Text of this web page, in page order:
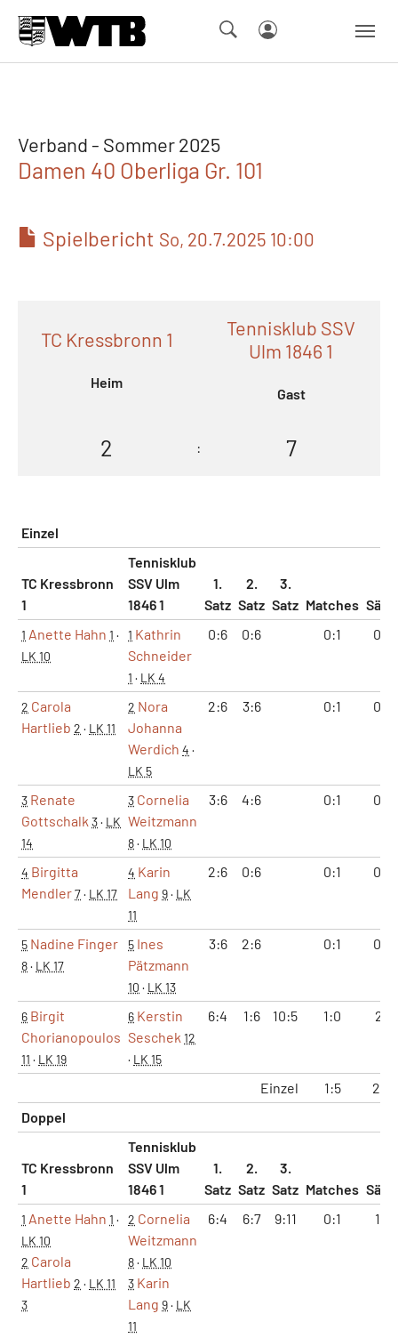
Verband - Sommer 2025
Damen 40 Oberliga Gr. 101
Spielbericht So, 20.7.2025 10:00
TC Kressbronn 1
Heim
Tennisklub SSV
Ulm 1846 1
Gast
2 : 7
Einzel
TC Kressbronn
1
Tennisklub
SSV Ulm
1846 1
1.
Satz
2.
Satz
3.
Satz Matches
1 Anette Hahn 1 ·
LK 10
1 Kathrin
Schneider
1 · LK 4
0:6 0:6 0:1 0:2
2 Carola
Hartlieb 2 · LK 11
2 Nora
Johanna
Werdich 4 ·
LK 5
2:6 3:6 0:1 0:2
3 Renate
Gottschalk 3· LK
14
3 Cornelia
Weitzmann
8· LK 10
3:6 4:6 0:1 0:2
4 Birgitta
Mendler7· LK 17
4 Karin
Lang 9· LK
11
2:6 0:6 0:1 0:2
5 Nadine Finger
8· LK 17
5 Ines
Pätzmann
10 · LK 13
3:6 2:6 0:1 0:2
6 Birgit
Chorianopoulos
11 · LK 19
6 Kerstin
Seschek 12
· LK 15
6:4 1:6 10:5 1:0 2:1
Einzel 1:5
2:11
Doppel
TC Kressbronn
1
Tennisklub
SSV Ulm
1846 1
1.
Satz
2.
Satz
3.
Satz Matches
1 Anette Hahn 1 ·
LK 10
2 Carola
Hartlieb 2 · LK 11
3
2 Cornelia
Weitzmann
8· LK 10
3 Karin
Lang 9· LK
11
6:4 6:7 9:11 0:1 1:2